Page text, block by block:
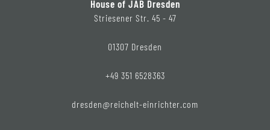
House of JAB Dresden
Striesener Str. 45 - 47
01307 Dresden
+49 351 6528363
dresden@reichelt-einrichter.com